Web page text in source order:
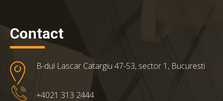
Contact
B-dul Lascar Catargiu 47-53, sector 1, Bucuresti
+4021 313 2444